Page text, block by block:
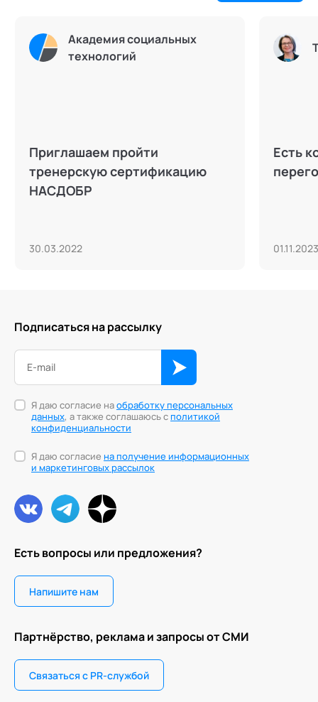
Академия социальных
технологий
Приглашаем пройти
тренерскую сертификацию
НАСДОБР
30.03.2022
Есть
Есть вопросы или предложения?
Напишите нам
Партнёрство, реклама и запросы от СМИ
Связаться с PR-службой
Подписаться на рассылку
Я даю согласие наобработку персональных
данных, а также соглашаюсь сполитикой
конфиденциальности
Я даю согласие на получение информационных
и маркетинговых рассылок